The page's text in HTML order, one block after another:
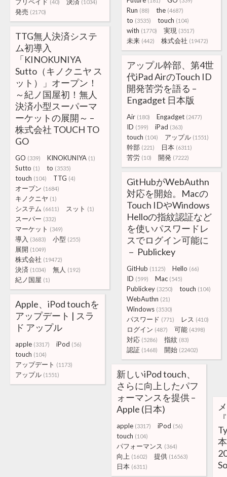
(40) (1034)
発売 (2170) Run (88) the (4687)
to (3535) touch (104)
with (1770) 実現 (3517)
未来 (442) 株式会社 (19472)
TTG無人決済システ
ム初導入
「KINOKUNIYA
Sutto（キノクニヤ ス
ット）」オープン！
～紀ノ国屋初！無人
決済小型スーパーマ
ーケットの展開～ –
株式会社 TOUCH TO
GO
GO (339) KINOKUNIYA (1)
Sutto (1) to (3535)
touch (104) TTG (4)
オープン (1684)
キノクニヤ (1)
システム (6611) スット (1)
スーパー (332)
マーケット (349)
導入 (3683) 小型 (255)
展開 (1049)
株式会社 (19472)
決済 (1034) 無人 (192)
紀ノ国屋 (1)
アップル幹部、第4世
代iPad AirのTouch ID
開発苦労を語る –
Engadget 日本版
Air (180) Engadget (2477)
ID (599) iPad (363)
touch (104) アップル (1551)
幹部 (221) 日本 (6311)
苦労 (10) 開発 (7222)
GitHubがWebAuthn
対応を開始。Macの
Touch IDやWindows
Helloの指紋認証など
を使いパスワードレ
スでログイン可能に
－ Publickey
GitHub (1125) Hello (66)
ID (599) Mac (545)
Publickey (3250) touch (104)
WebAuthn (21)
Windows (3530)
パスワード (771) レス (410)
ログイン (487) 可能 (4398)
対応 (5286) 指紋 (83)
認証 (1468) 開始 (22402)
Apple、iPod touchを
アップデート | スラ
ド アップル
apple (3317) iPod (56)
touch (104)
アップデート (1173)
アップル (1551)
新しいiPod touch、
さらに向上したパフ
ォーマンスを提供 –
Apple (日本)
apple (3317) iPod (56)
touch (104)
パフォーマンス (364)
向上 (1602) 提供 (16563)
日本 (6311)